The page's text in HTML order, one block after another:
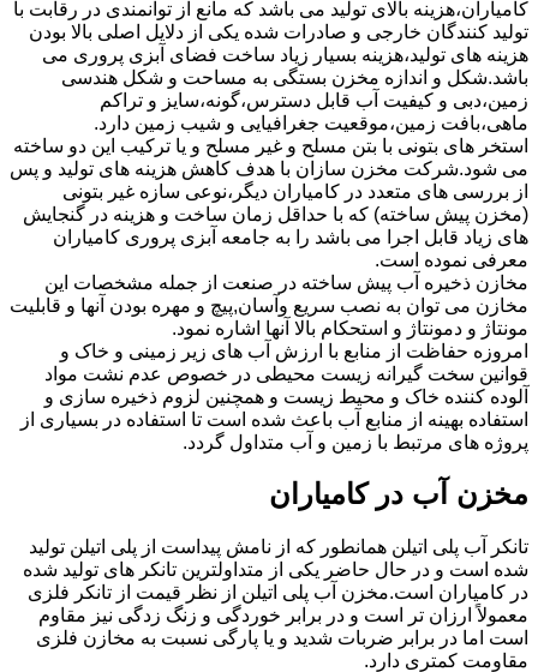
کامیاران،هزینه بالای تولید می باشد که مانع از توانمندی در رقابت با
تولید کنندگان خارجی و صادرات شده یکی از دلایل اصلی بالا بودن
هزینه های تولید،هزینه بسیار زیاد ساخت فضای آبزی پروری می
باشد.شکل و اندازه مخزن بستگی به مساحت و شکل هندسی
زمین،دبی و کیفیت آب قابل دسترس،گونه،سایز و تراکم
ماهی،بافت زمین،موقعیت جغرافیایی و شیب زمین دارد.
استخر های بتونی با بتن مسلح و غیر مسلح و یا ترکیب این دو ساخته
می شود.شرکت مخزن سازان با هدف کاهش هزینه های تولید و پس
از بررسی های متعدد در کامیاران دیگر،نوعی سازه غیر بتونی
(مخزن پیش ساخته) که با حداقل زمان ساخت و هزینه در گنجایش
های زیاد قابل اجرا می باشد را به جامعه آبزی پروری کامیاران
معرفی نموده است.
مخازن ذخیره آب پیش ساخته در صنعت از جمله مشخصات این
مخازن می توان به نصب سریع وآسان,پیچ و مهره بودن آنها و قابلیت
مونتاژ و دمونتاژ و استحکام بالا آنها اشاره نمود.
امروزه حفاظت از منابع با ارزش آب های زیر زمینی و خاک و
قوانین سخت گیرانه زیست محیطی در خصوص عدم نشت مواد
آلوده کننده خاک و محیط زیست و همچنین لزوم ذخیره سازی و
استفاده بهینه از منابع آب باعث شده است تا استفاده در بسیاری از
پروژه های مرتبط با زمین و آب متداول گردد.
مخزن آب در کامیاران
تانکر آب پلی اتیلن همانطور که از نامش پیداست از پلی اتیلن تولید
شده است و در حال حاضر یکی از متداولترین تانکر های تولید شده
در کامیاران است.مخزن آب پلی اتیلن از نظر قیمت از تانکر فلزی
معمولاً ارزان تر است و در برابر خوردگی و زنگ زدگی نیز مقاوم
است اما در برابر ضربات شدید و یا پارگی نسبت به مخازن فلزی
مقاومت کمتری دارد.